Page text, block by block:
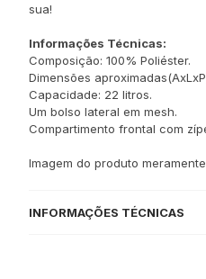
sua!
Informações Técnicas:
Composição: 100% Poliéster.
Dimensões
Capacidade: 22 litros.
Um bolso lateral em mesh.
Compartimento frontal com
Imagem do produto
INFORMAÇÕES TÉCNICAS